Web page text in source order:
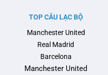
TOP CÂU LẠC BỘ
Manchester United
Real Madrid
Barcelona
Manchester United